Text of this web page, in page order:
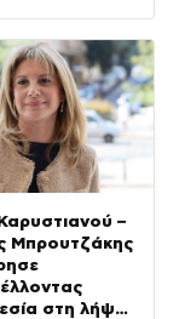
–
Μπρουτζάκης
στη λήψη